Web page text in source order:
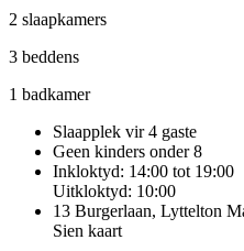
2 slaapkamers
3 beddens
1 badkamer
Slaapplek vir 4 gaste
Geen kinders onder 8
Inkloktyd: 14:00 tot 19:00
Uitkloktyd: 10:00
13 Burgerlaan, Lyttelton
Sien kaart